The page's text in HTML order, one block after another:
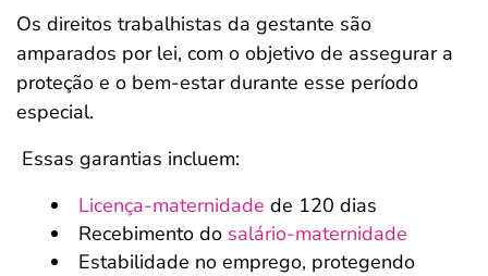
Os direitos trabalhistas da gestante são
amparados por lei, com o objetivo de assegurar a
proteção e o bem-estar durante esse período
especial.
Essas garantias incluem:
Licença-maternidade de 120 dias
Recebimento do salário-maternidade
Estabilidade no emprego, protegendo